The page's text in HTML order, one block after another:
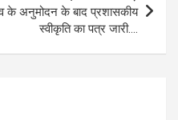
के अनुमोदन के बाद प्रशासकीय
स्वीकृति का पत्र जारी….